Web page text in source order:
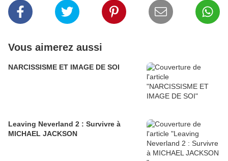
Vous aimerez aussi
NARCISSISME ET IMAGE DE SOI
Leaving Neverland 2 : Survivre à
MICHAEL JACKSON